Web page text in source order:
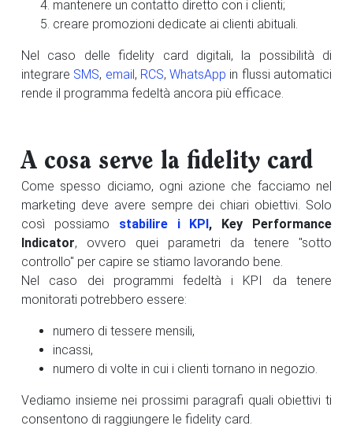
mantenere un contatto diretto con i clienti;
creare promozioni dedicate ai clienti abituali.
Nel caso delle fidelity card digitali, la possibilità di
integrare SMS, email, RCS,WhatsApp in flussi automatici
rende il programma fedeltà ancora più efficace.
A cosa serve la fidelity card
Come spesso diciamo, ogni azione che facciamo nel
marketing deve avere sempre dei chiari obiettivi. Solo
così possiamo stabilire i KPI, Key Performance
Indicator, ovvero quei parametri da tenere "sotto
controllo" per capire se stiamo lavorando bene.
Nel caso dei programmi fedeltà i KPI da tenere
monitorati potrebbero essere:
numero di tessere mensili,
incassi,
numero di volte in cui i clienti tornano in negozio.
Vediamo insieme nei prossimi paragrafi quali obiettivi ti
consentono di raggiungere le fidelity card.